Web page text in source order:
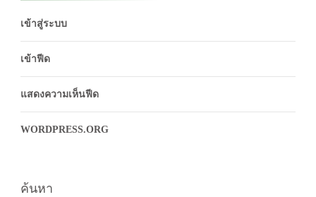
เข้าสู่ระบบ
เข้าฟีด
แสดงความเห็นฟีด
WORDPRESS.ORG
ค้นหา